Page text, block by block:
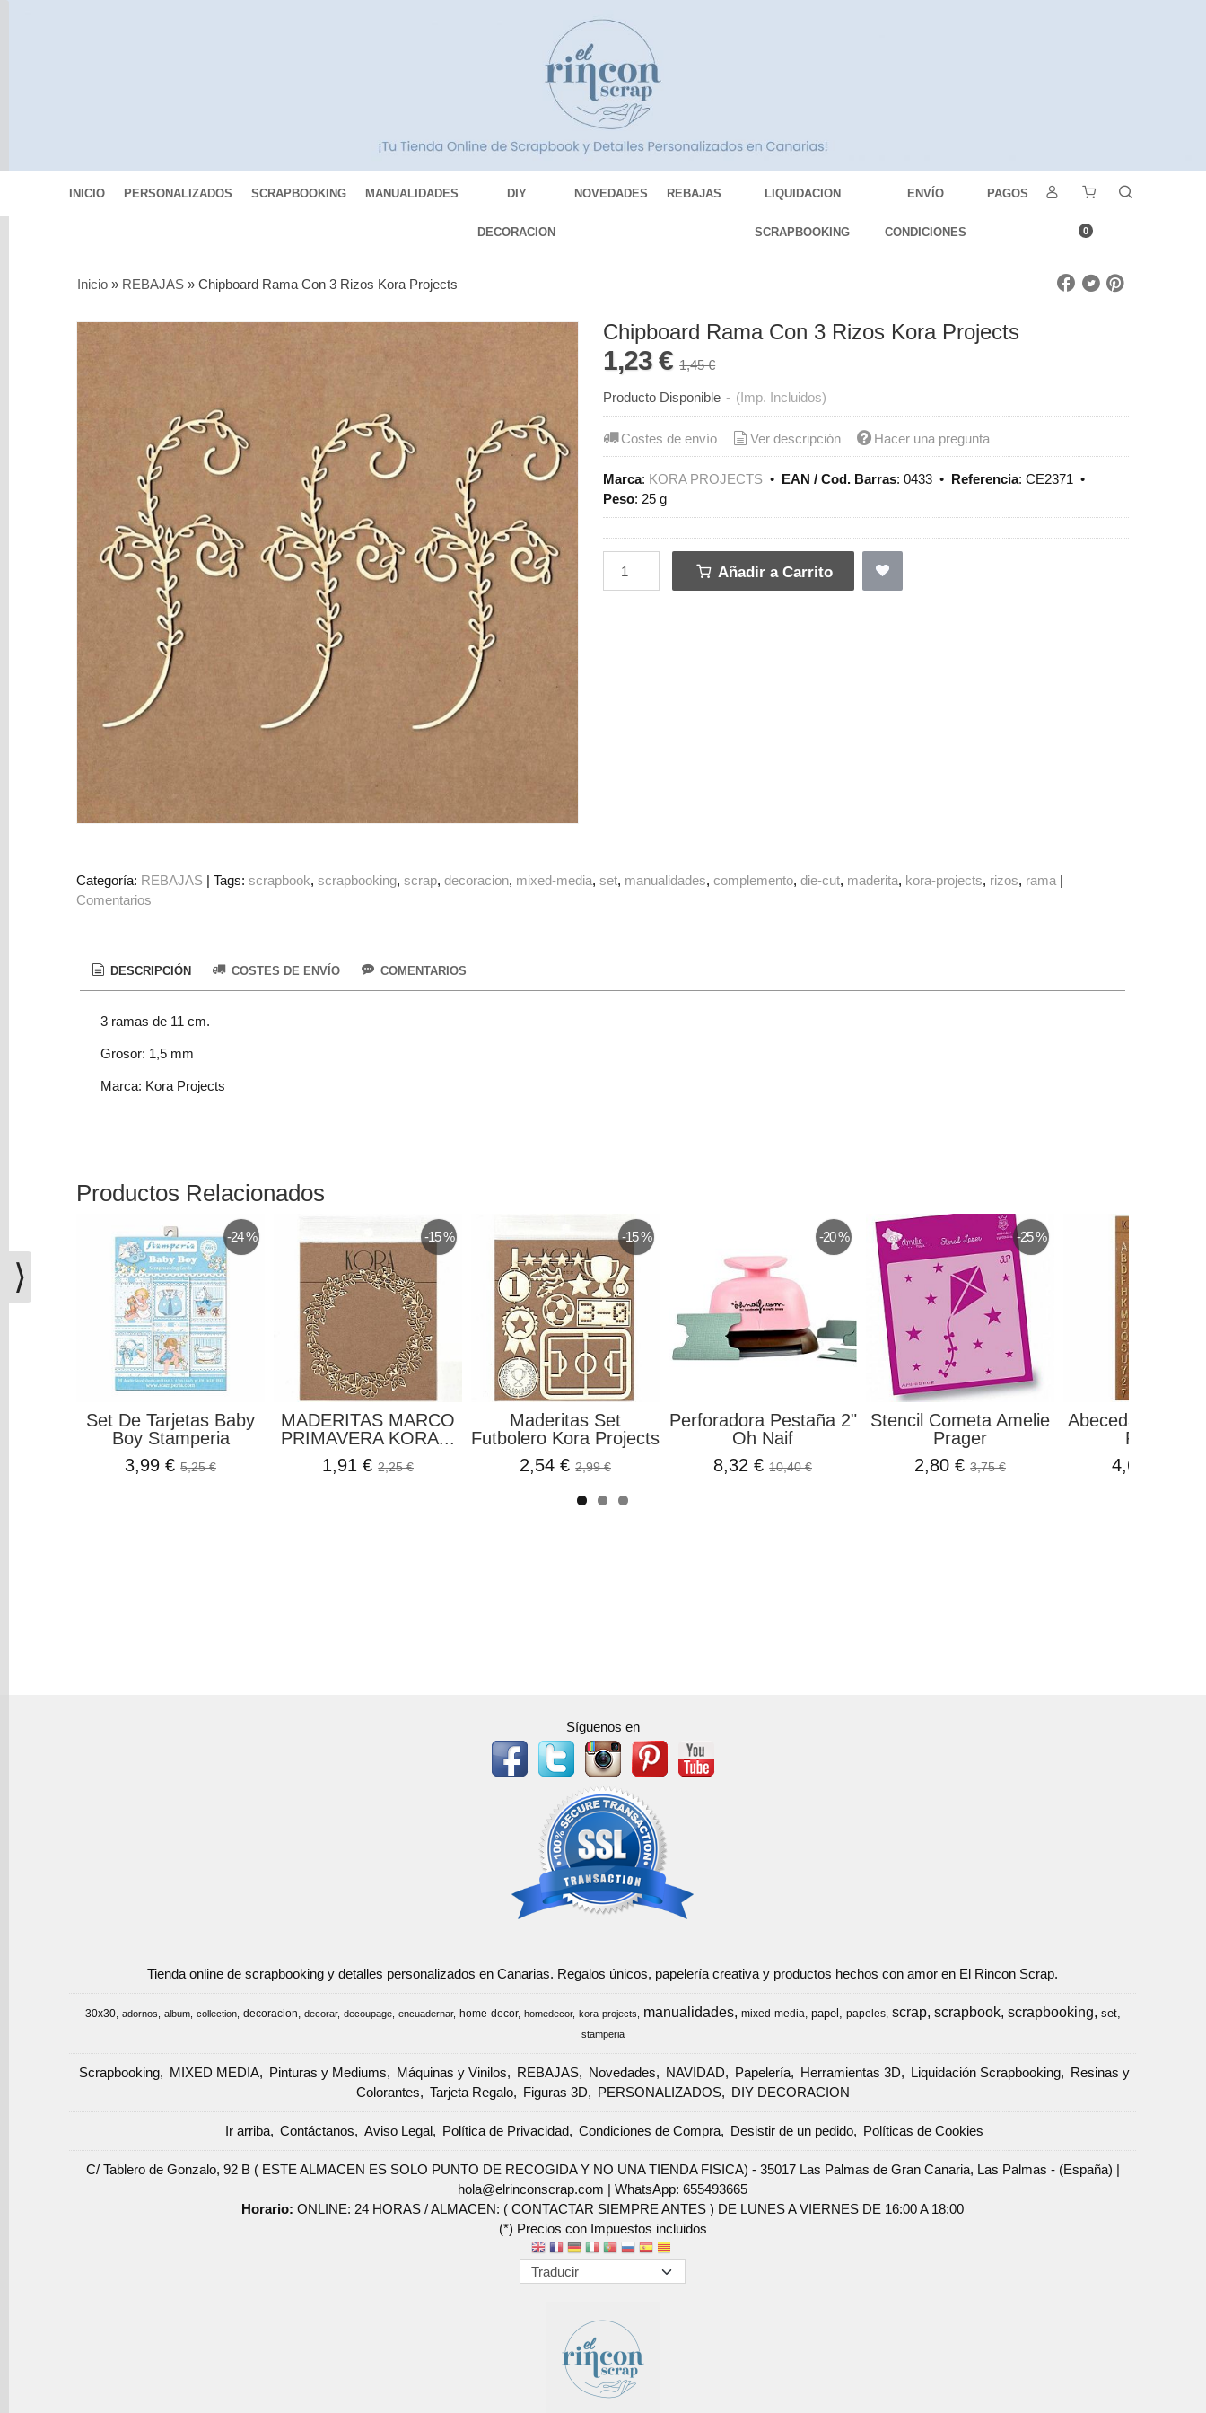
INICIO PERSONALIZADOS SCRAPBOOKING MANUALIDADES DIY
DECORACION
NOVEDADES REBAJAS LIQUIDACION
SCRAPBOOKING
ENVÍO
CONDICIONES
PAGOS
0
MIXED
Vinilos
REBAJAS
Novedades
Colorantes
Figuras
Marcas
Carrito
Sociales
Inicio » REBAJAS »Chipboard Rama Con 3 Rizos Kora Projects
Chipboard Rama Con 3 Rizos Kora Projects
1,23 €1,45 €
Producto Disponible - (Imp. Incluidos)
Costes de envío Ver descripción Hacer una pregunta
Marca: KORA PROJECTS • EAN / Cod. Barras:0433 • Referencia:CE2371 •
Peso: 25 g
Añadir a Carrito
Categoría: REBAJAS |Tags:scrapbook scrapbooking scrap decoracion mixed-media set manualidades complemento die-cut maderita kora-projects rizos rama |
Comentarios
DESCRIPCIÓN COSTES DE ENVÍO COMENTARIOS
3 ramas de 11 cm.
Grosor: 1,5 mm
Marca: Kora Projects
Productos Relacionados
-24 %
Set De Tarjetas Baby
Boy Stamperia
3,99 €5,25 €
-15 %
MADERITAS MARCO
PRIMAVERA KORA...
1,91 €2,25 €
-15 %
Maderitas Set
Futbolero Kora Projects
2,54 €2,99 €
-20 %
Perforadora Pestaña 2"
Oh Naif
8,32 €10,40 €
-25 %
Stencil Cometa Amelie
Prager
2,80 €3,75 €
Abecedario
Projects
4,67 €
Síguenos en
Tienda online de scrapbooking y detalles personalizados en Canarias. Regalos únicos, papelería creativa y productos hechos con amor en El Rincon Scrap.
30x30 adornos album collection decoracion decorar decoupage encuadernar home-decor homedecor kora-projects manualidades mixed-media papel papeles scrap scrapbook scrapbooking set
stamperia
Scrapbooking MIXED MEDIA Pinturas y Mediums Máquinas y Vinilos REBAJAS Novedades NAVIDAD Papelería Herramientas 3D Liquidación Scrapbooking
Resinas y
Colorantes
Tarjeta Regalo Figuras 3D PERSONALIZADOS DIY DECORACION
Ir arriba Contáctanos Aviso Legal Política de Privacidad Condiciones de Compra Desistir de un pedido Políticas de Cookies
C/ Tablero de Gonzalo, 92 B ( ESTE ALMACEN ES SOLO PUNTO DE RECOGIDA Y NO UNA TIENDA FISICA) - 35017 Las Palmas de Gran Canaria, Las Palmas - (España) |
hola@elrinconscrap.com |WhatsApp: 655493665
Horario:ONLINE: 24 HORAS / ALMACEN: ( CONTACTAR SIEMPRE ANTES ) DE LUNES A VIERNES DE 16:00 A 18:00
(*) Precios con Impuestos incluidos
⟩